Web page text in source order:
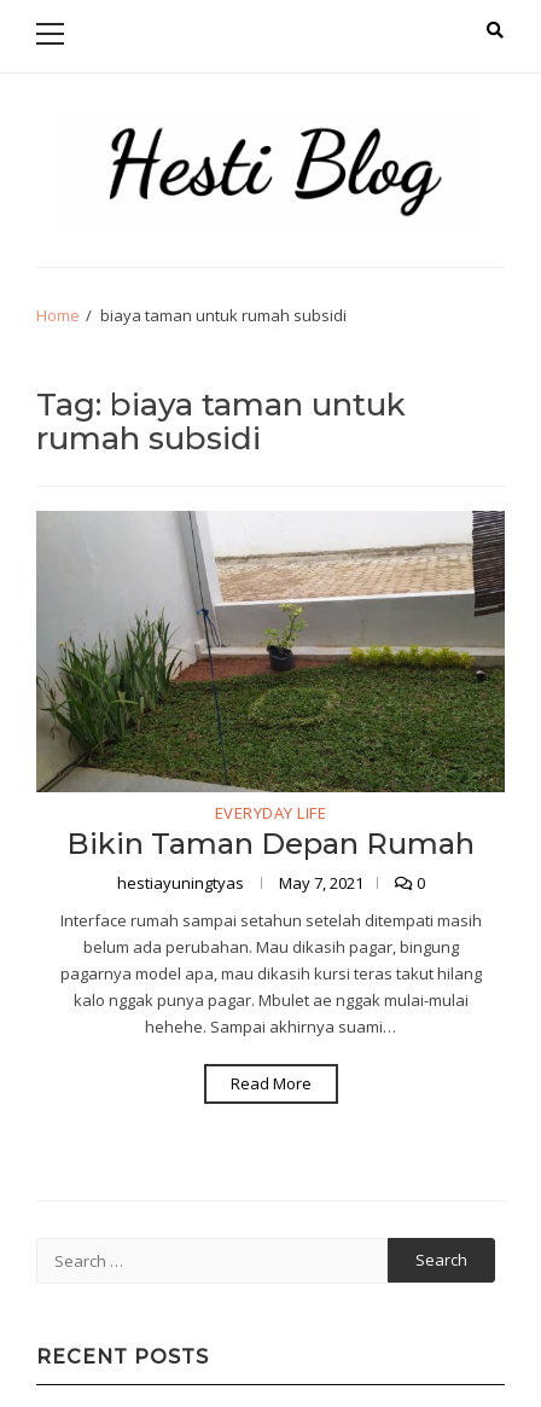
Home biaya taman untuk rumah subsidi
Tag: biaya taman untuk
rumah subsidi
EVERYDAY LIFE
Bikin Taman Depan Rumah
hestiayuningtyas May 7, 2021
0
Interface rumah sampai setahun setelah ditempati masih
belum ada perubahan. Mau dikasih pagar, bingung
pagarnya model apa, mau dikasih kursi teras takut hilang
kalo nggak punya pagar. Mbulet ae nggak mulai-mulai
hehehe. Sampai akhirnya suami…
Read More
for:
RECENT POSTS